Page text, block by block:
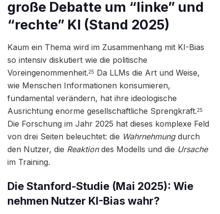
große Debatte um “linke” und
“rechte” KI (Stand 2025)
Kaum ein Thema wird im Zusammenhang mit KI-Bias
so intensiv diskutiert wie die politische
Voreingenommenheit.25 Da LLMs die Art und Weise,
wie Menschen Informationen konsumieren,
fundamental verändern, hat ihre ideologische
Ausrichtung enorme gesellschaftliche Sprengkraft.25
Die Forschung im Jahr 2025 hat dieses komplexe Feld
von drei Seiten beleuchtet: die Wahrnehmungdurch
den Nutzer, die Reaktiondes Modells und die Ursache
im Training.
Die Stanford-Studie (Mai 2025): Wie
nehmen Nutzer KI-Bias wahr?